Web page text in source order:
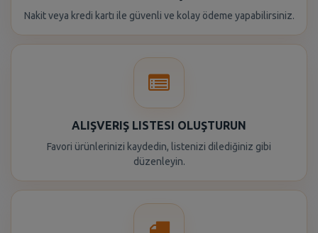
Nakit veya kredi kartı ile güvenli ve kolay ödeme yapabilirsiniz.
ALIŞVERIŞ LISTESI OLUŞTURUN
Favori ürünlerinizi kaydedin, listenizi dilediğiniz gibi
düzenleyin.